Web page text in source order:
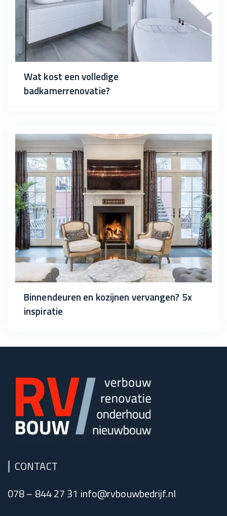
Wat kost een volledige
badkamerrenovatie?
Binnendeuren en kozijnen vervangen? 5x
inspiratie
CONTACT
078 – 844 27 31 info@rvbouwbedrijf.nl